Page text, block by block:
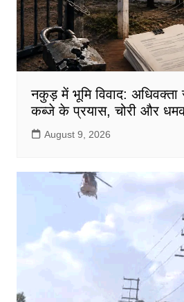
नकुड़ में भूमि विवाद:
कब्जे के प्रयास, चोरी और
August 9, 2026